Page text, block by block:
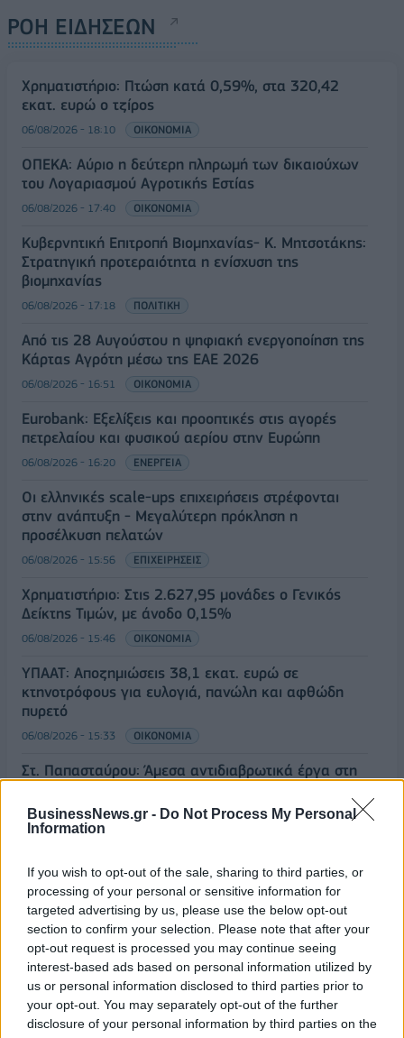
BusinessNews.gr - Do Not Process My Personal
Information
If you wish to opt-out of the sale, sharing to third parties, or
processing of your personal or sensitive information for
targeted advertising by us, please use the below opt-out
section to confirm your selection. Please note that after your
opt-out request is processed you may continue seeing
interest-based ads based on personal information utilized by
us or personal information disclosed to third parties prior to
your opt-out. You may separately opt-out of the further
disclosure of your personal information by third parties on the
ΡΟΗ ΕΙΔΗΣΕΩΝ
Χρηματιστήριο: Πτώση κατά 0,59%, στα 320,42
εκατ. ευρώ ο τζίρος
06/08/2026 - 18:10 ΟΙΚΟΝΟΜΙΑ
ΟΠΕΚΑ: Αύριο η δεύτερη πληρωμή των δικαιούχων
του Λογαριασμού Αγροτικής Εστίας
06/08/2026 - 17:40 ΟΙΚΟΝΟΜΙΑ
Κυβερνητική Επιτροπή Βιομηχανίας- Κ. Μητσοτάκης:
Στρατηγική προτεραιότητα η ενίσχυση της
βιομηχανίας
06/08/2026 - 17:18 ΠΟΛΙΤΙΚΗ
Από τις 28 Αυγούστου η ψηφιακή ενεργοποίηση της
Κάρτας Αγρότη μέσω της ΕΑΕ 2026
06/08/2026 - 16:51 ΟΙΚΟΝΟΜΙΑ
Eurobank: Εξελίξεις και προοπτικές στις αγορές
πετρελαίου και φυσικού αερίου στην Ευρώπη
06/08/2026 - 16:20 ΕΝΕΡΓΕΙΑ
Οι ελληνικές scale-ups επιχειρήσεις στρέφονται
στην ανάπτυξη - Μεγαλύτερη πρόκληση η
προσέλκυση πελατών
06/08/2026 - 15:56 ΕΠΙΧΕΙΡΗΣΕΙΣ
Χρηματιστήριο: Στις 2.627,95 μονάδες ο Γενικός
Δείκτης Τιμών, με άνοδο 0,15%
06/08/2026 - 15:46 ΟΙΚΟΝΟΜΙΑ
ΥΠΑΑΤ: Αποζημιώσεις 38,1 εκατ. ευρώ σε
κτηνοτρόφους για ευλογιά, πανώλη και αφθώδη
πυρετό
06/08/2026 - 15:33 ΟΙΚΟΝΟΜΙΑ
Στ. Παπασταύρου: Άμεσα αντιδιαβρωτικά έργα στη
06/08/2026 - 15:17 ΠΟΛΙΤΙΚΗ
1,1541 δολάρια
06/08/2026 - 14:59 ΟΙΚΟΝΟΜΙΑ
ΟΛΕΣ ΟΙ ΕΙΔΗΣΕΙΣ